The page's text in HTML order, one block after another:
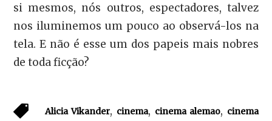
si mesmos, nós outros, espectadores, talvez
nos iluminemos um pouco ao observá-los na
tela. E não é esse um dos papeis mais nobres
de toda ficção?
Alicia Vikander, cinema, cinema alemao, cinema